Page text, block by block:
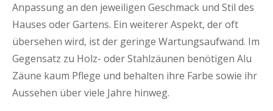
Anpassung an den jeweiligen Geschmack und Stil des
Hauses oder Gartens. Ein weiterer Aspekt, der oft
übersehen wird, ist der geringe Wartungsaufwand. Im
Gegensatz zu Holz- oder Stahlzäunen benötigen Alu
Zäune kaum Pflege und behalten ihre Farbe sowie ihr
Aussehen über viele Jahre hinweg.